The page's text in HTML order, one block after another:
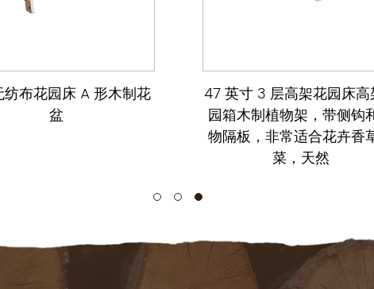
布花园床 A 形木制花
盆
47 英寸 3 层高架花园床高
园箱木制植物架，带侧钩
物隔板，非常适合花卉香
菜，天然